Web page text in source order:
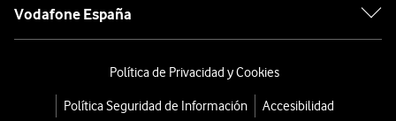
Vodafone España
Política de Privacidad y Cookies
Política Seguridad de Información Accesibilidad